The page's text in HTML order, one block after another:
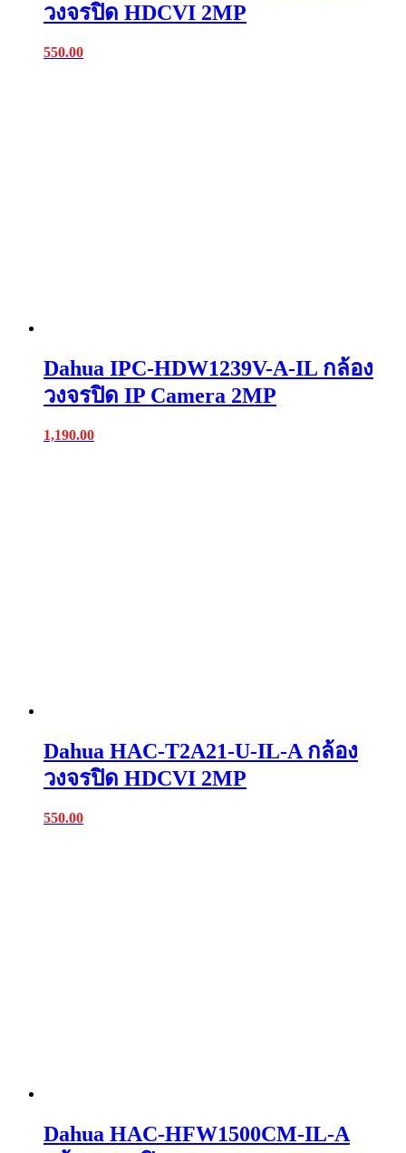
วงจรปิด HDCVI 2MP
550.00
Dahua IPC-HDW1239V-A-IL กล้อง
วงจรปิด IP Camera 2MP
1,190.00
Dahua HAC-T2A21-U-IL-A กล้อง
วงจรปิด HDCVI 2MP
550.00
Dahua HAC-HFW1500CM-IL-A